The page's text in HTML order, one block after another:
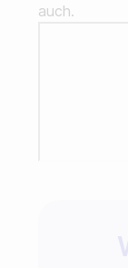
auch.